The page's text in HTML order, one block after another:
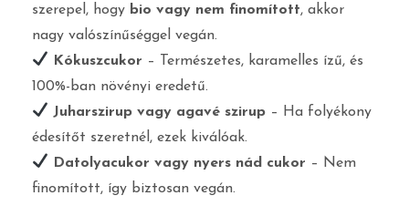
szerepel, hogy bio vagy nem finomított, akkor
nagy valószínűséggel vegán.
Kókuszcukor – Természetes, karamelles ízű, és
100%-ban növényi eredetű.
Juharszirup vagy agavé szirup – Ha folyékony
édesítőt szeretnél, ezek kiválóak.
Datolyacukor vagy nyers nád cukor – Nem
finomított, így biztosan vegán.